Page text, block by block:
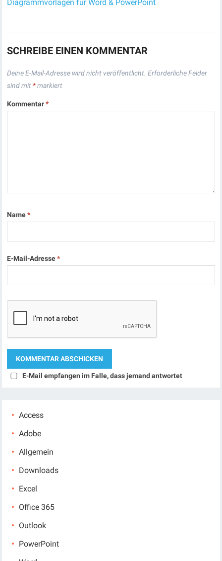
Diagrammvorlagen für Word & PowerPoint
SCHREIBE EINEN KOMMENTAR
Deine E-Mail-Adresse wird nicht veröffentlicht. Erforderliche Felder
sind mit *markiert
Kommentar*
Name*
E-Mail-Adresse*
E-Mail empfangen im Falle, dass jemand antwortet
Access
Adobe
Allgemein
Downloads
Excel
Office 365
Outlook
PowerPoint